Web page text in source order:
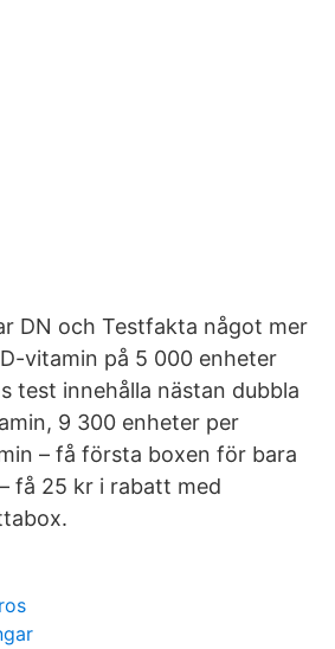
DN och Testfakta något mer
vitamin på 5 000 enheter
test innehålla nästan dubbla
9 300 enheter per
– få första boxen för bara
få 25 kr i rabatt med